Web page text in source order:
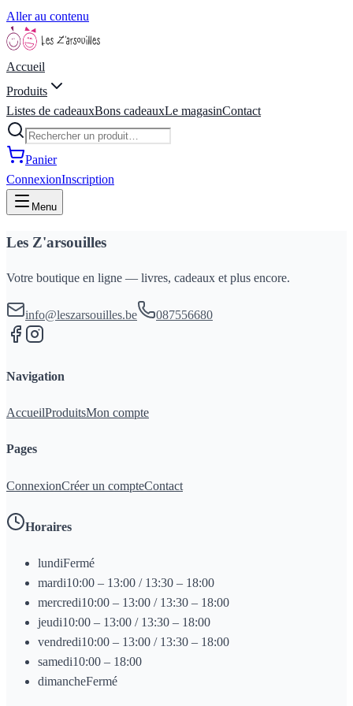
Aller au contenu
Accueil
Produits
Listes de cadeauxBons cadeauxLe magasinContact
Panier
ConnexionInscription
Menu
Les Z'arsouilles
Votre boutique en ligne — livres, cadeaux et plus encore.
info@leszarsouilles.be 087556680
Navigation
AccueilProduitsMon compte
Pages
ConnexionCréer un compteContact
Horaires
lundiFermé
mardi10:00 – 13:00 / 13:30 – 18:00
mercredi10:00 – 13:00 / 13:30 – 18:00
jeudi10:00 – 13:00 / 13:30 – 18:00
vendredi10:00 – 13:00 / 13:30 – 18:00
samedi10:00 – 18:00
dimancheFermé